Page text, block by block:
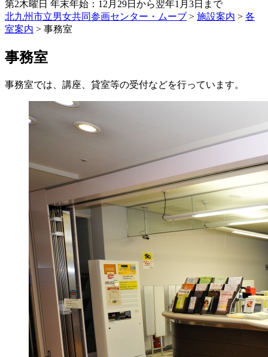
第2木曜日 年末年始：12月29日から翌年1月3日まで
北九州市立男女共同参画センター・ムーブ > 施設案内 > 各
室案内 > 事務室
事務室
事務室では、講座、貸室等の受付などを行っています。